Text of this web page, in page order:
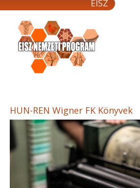
EISZ
HUN-REN Wigner FK Könyvek